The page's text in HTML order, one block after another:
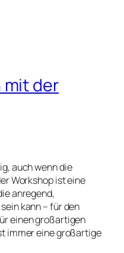
mit der
auch wenn die
Workshop ist eine
anregend,
kann – für den
einen großartigen
immer eine großartige